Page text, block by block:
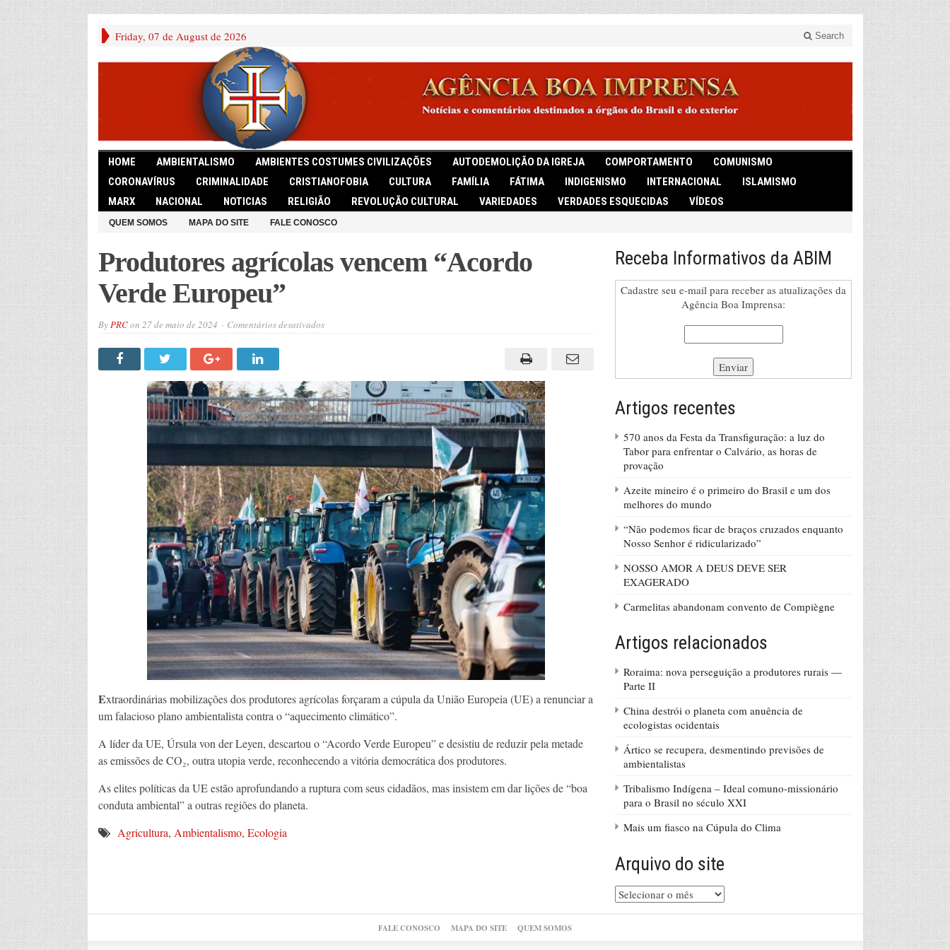
Friday, 07 de August de 2026 Search
HOME AMBIENTALISMO AMBIENTES COSTUMES CIVILIZAÇÕES AUTODEMOLIÇÃO DA IGREJA COMPORTAMENTO
COMUNISMO
CORONAVÍRUS
CRIMINALIDADE CRISTIANOFOBIA CULTURA FAMÍLIA FÁTIMA INDIGENISMO INTERNACIONAL
ISLAMISMO
MARX
NACIONAL NOTICIAS RELIGIÃO REVOLUÇÃO CULTURAL VARIEDADES VERDADES ESQUECIDAS VÍDEOS
QUEM SOMOS MAPA DO SITE FALE CONOSCO
Produtores agrícolas vencem “Acordo
Verde Europeu”
ByPRCon 27 de maio de 2024 Comentários desativadosem
Europeu”
Extraordinárias mobilizações dos produtores agrícolas forçaram a cúpula da União Europeia (UE) a renunciar a
um falacioso plano ambientalista contra o “aquecimento climático”.
A líder da UE, Úrsula von der Leyen, descartou o “Acordo Verde Europeu” e desistiu de reduzir pela metade
as emissões de CO₂, outra utopia verde, reconhecendo a vitória democrática dos produtores.
As elites políticas da UE estão aprofundando a ruptura com seus cidadãos, mas insistem em dar lições de “boa
conduta ambiental” a outras regiões do planeta.
Agricultura, Ambientalismo, Ecologia
Receba Informativos da ABIM
Cadastre seu e-mail para receber as atualizações da
Agência Boa Imprensa:
Artigos recentes
570 anos da Festa da Transfiguração: a luz do
Tabor para enfrentar o Calvário, as horas de
provação
Azeite mineiro é o primeiro do Brasil e um dos
melhores do mundo
“Não podemos ficar de braços cruzados enquanto
Nosso Senhor é ridicularizado”
NOSSO AMOR A DEUS DEVE SER
EXAGERADO
Carmelitas abandonam convento de Compiègne
Artigos relacionados
Roraima: nova perseguição a produtores rurais —
Parte II
China destrói o planeta com anuência de
ecologistas ocidentais
Ártico se recupera, desmentindo previsões de
ambientalistas
Tribalismo Indígena – Ideal comuno-missionário
para o Brasil no século XXI
Mais um fiasco na Cúpula do Clima
Arquivo do site
Arquivo
do
FALE CONOSCO MAPA DO SITE QUEM SOMOS